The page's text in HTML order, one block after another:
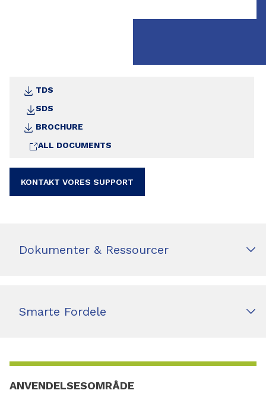
TDS
SDS
BROCHURE
ALL DOCUMENTS
KONTAKT VORES SUPPORT
Dokumenter & Ressourcer
Smarte Fordele
ANVENDELSESOMRÅDE